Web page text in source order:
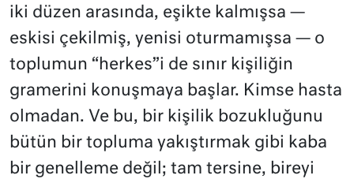
iki düzen arasında, eşikte kalmışsa —
eskisi çekilmiş, yenisi oturmamışsa — o
toplumun “herkes”i de sınır kişiliğin
gramerini konuşmaya başlar. Kimse hasta
olmadan. Ve bu, bir kişilik bozukluğunu
bütün bir topluma yakıştırmak gibi kaba
bir genelleme değil; tam tersine, bireyi